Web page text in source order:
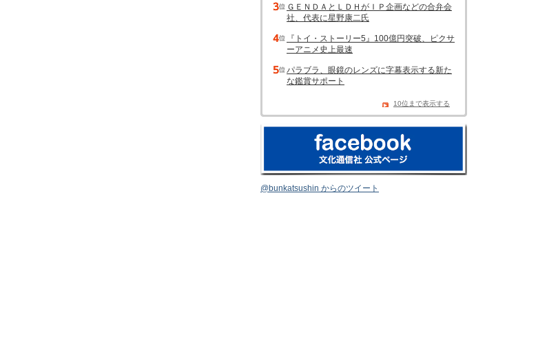
ＧＥＮＤＡとＬＤＨがＩＰ企画などの合弁会
社、代表に星野康二氏
『トイ・ストーリー5』100億円突破、ピクサ
ーアニメ史上最速
パラブラ、眼鏡のレンズに字幕表示する新た
な鑑賞サポート
10位まで表示する
@bunkatsushin からのツイート